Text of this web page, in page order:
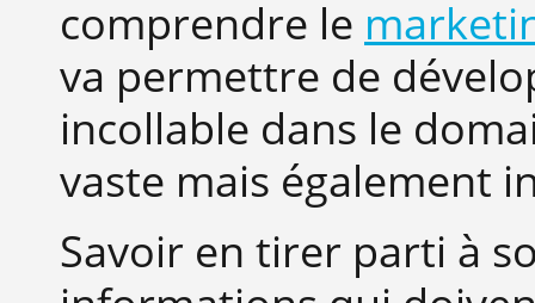
comprendre le
va permettre de
incollable dans le
vaste mais également
Savoir en tirer parti à